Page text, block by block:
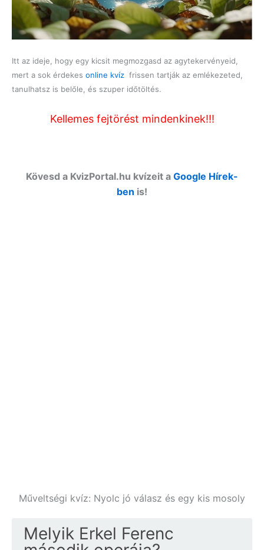
Itt az ideje, hogy egy kicsit megmozgasd az agytekervényeid,
mert a sok érdekes online kvíz frissen tartják az emlékezeted,
tanulhatsz is belőle, és szuper időtöltés.
Kellemes fejtörést mindenkinek!!!
Kövesd a KvizPortal.hu kvízeit a Google Hírek-
ben is!
Műveltségi kvíz: Nyolc jó válasz és egy kis mosoly
Melyik Erkel Ferenc